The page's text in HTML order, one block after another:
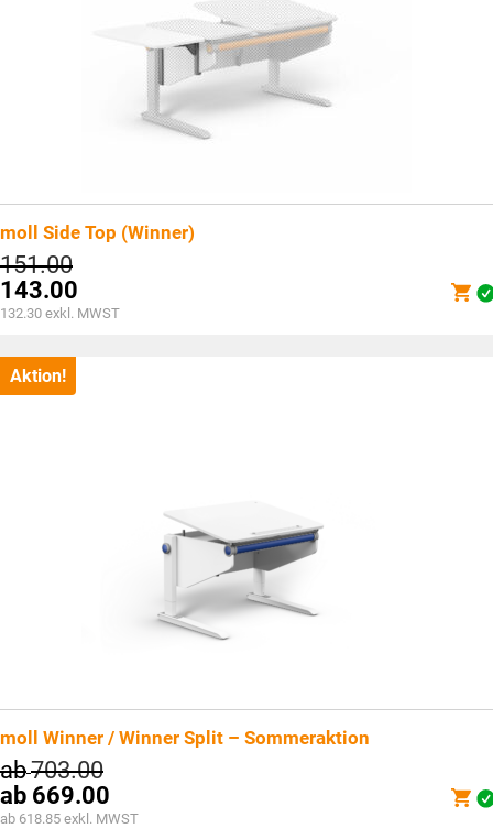
moll Side Top (Winner)
151.00Ursprünglicher
Preis
war:
CHF151.00
143.00
Aktueller
ist:
CHF143.00.
132.30 exkl. MWST
Aktion!
moll Winner / Winner Split – Sommeraktion
ab703.00
ab 669.00
ab 618.85 exkl. MWST